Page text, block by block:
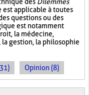
applicable à toutes
questions ou des
est notamment
la médecine,
la gestion, la philosophie
Opinion (8)